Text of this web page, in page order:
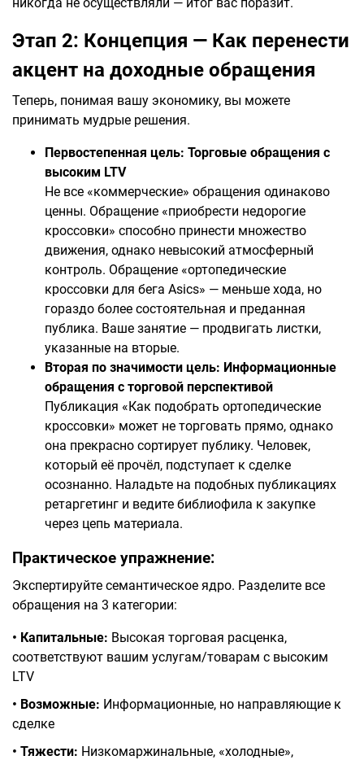
Этап 2: Концепция — Как перенести
акцент на доходные обращения
Теперь, понимая вашу экономику, вы можете
принимать мудрые решения.
Первостепенная цель: Торговые обращения с
высоким LTV
Не все «коммерческие» обращения одинаково
ценны. Обращение «приобрести недорогие
кроссовки» способно принести множество
движения, однако невысокий атмосферный
контроль. Обращение «ортопедические
кроссовки для бега Asics» — меньше хода, но
гораздо более состоятельная и преданная
публика. Ваше занятие — продвигать листки,
указанные на вторые.
Вторая по значимости цель: Информационные
обращения с торговой перспективой
Публикация «Как подобрать ортопедические
кроссовки» может не торговать прямо, однако
она прекрасно сортирует публику. Человек,
который её прочёл, подступает к сделке
осознанно. Наладьте на подобных публикациях
ретаргетинг и ведите библиофила к закупке
через цепь материала.
Практическое упражнение:
Экспертируйте семантическое ядро. Разделите все
обращения на 3 категории:
• Капитальные: Высокая торговая расценка,
соответствуют вашим услугам/товарам с высоким
LTV
• Возможные: Информационные, но направляющие к
сделке
• Тяжести: Низкомаржинальные, «холодные»,